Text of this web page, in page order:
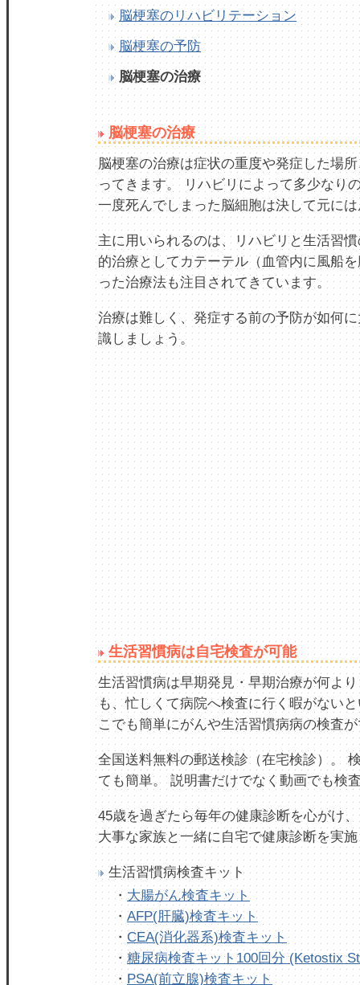
脳梗塞のリハビリテーション
脳梗塞の予防
脳梗塞の治療
脳梗塞の治療
脳梗塞の治療は症状の重度や発症した場
ってきます。 リハビリによって多少なり
一度死んでしまった脳細胞は決して元に
主に用いられるのは、リハビリと生活習
的治療としてカテーテル（血管内に風船
った治療法も注目されてきています。
治療は難しく、発症する前の予防が如何
識しましょう。
生活習慣病は自宅検査が可能
生活習慣病は早期発見・早期治療が何よ
も、忙しくて病院へ検査に行く暇がない
こでも簡単にがんや生活習慣病病の検査
全国送料無料の郵送検診（在宅検診）。
ても簡単。 説明書だけでなく動画でも検
45歳を過ぎたら毎年の健康診断を心がけ、
大事な家族と一緒に自宅で健康診断を実
生活習慣病検査キット
・ 大腸がん検査キット
・ AFP(肝臓)検査キット
・ CEA(消化器系)検査キット
・ 糖尿病検査キット100回分 (Ketostix
・ PSA(前立腺)検査キット